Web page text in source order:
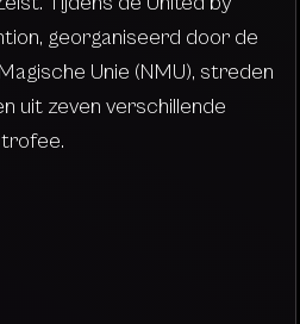
georganiseerd door de
Unie (NMU), streden
uit zeven verschillende
trofee.